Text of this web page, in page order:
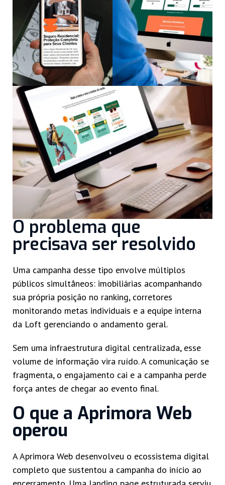
O problema que
precisava ser resolvido
Uma campanha desse tipo envolve múltiplos
públicos simultâneos: imobiliárias acompanhando
sua própria posição no ranking, corretores
monitorando metas individuais e a equipe interna
da Loft gerenciando o andamento geral.
Sem uma infraestrutura digital centralizada, esse
volume de informação vira ruído. A comunicação se
fragmenta, o engajamento cai e a campanha perde
força antes de chegar ao evento final.
O que a Aprimora Web
operou
A Aprimora Web desenvolveu o ecossistema digital
completo que sustentou a campanha do início ao